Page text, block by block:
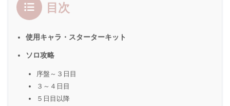
目次
使用キャラ・スターターキット
ソロ攻略
序盤～３日目
３～４日目
５日目以降